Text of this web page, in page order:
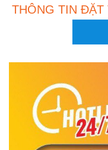
THÔNG TIN ĐẶT